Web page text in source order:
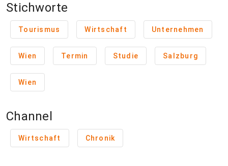
Stichworte
Tourismus Wirtschaft Unternehmen
Wien Termin Studie Salzburg
Wien
Channel
Wirtschaft Chronik